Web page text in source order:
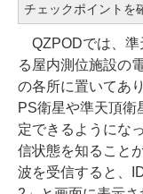
チェックポイントを
QZPODでは、準
る屋内測位施設の
の各所に置いてあ
PS衛星や準天頂衛
定できるようにな
信状態を知ること
波を受信すると、